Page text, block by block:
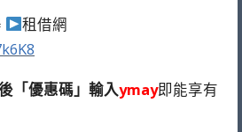
租借網
「優惠碼」輸入ymay即能享有